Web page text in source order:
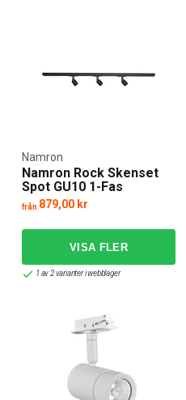
Namron Rock Skenset
Spot GU10 1-Fas
Namron
från 879,00 kr
1 av 2 varianter i webblager